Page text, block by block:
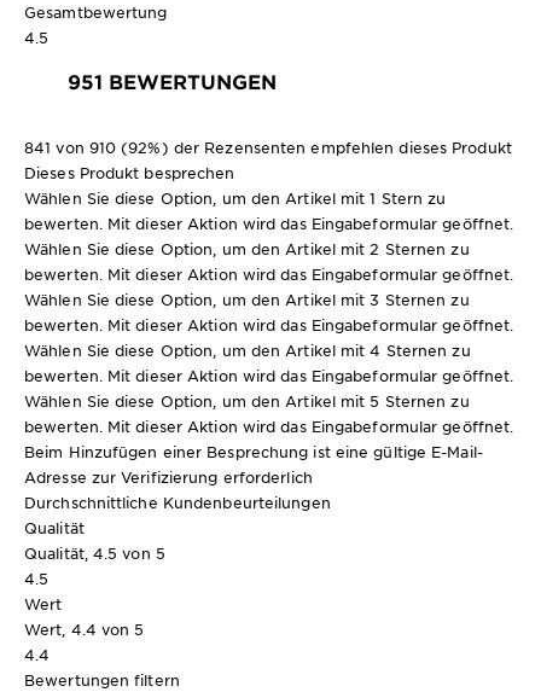
Gesamtbewertung
4.5
951 BEWERTUNGEN
841 von 910 (92%) der Rezensenten empfehlen dieses Produkt
Dieses Produkt besprechen
Wählen Sie diese Option, um den Artikel mit 1 Stern zu
bewerten. Mit dieser Aktion wird das Eingabeformular geöffnet.
Wählen Sie diese Option, um den Artikel mit 2 Sternen zu
bewerten. Mit dieser Aktion wird das Eingabeformular geöffnet.
Wählen Sie diese Option, um den Artikel mit 3 Sternen zu
bewerten. Mit dieser Aktion wird das Eingabeformular geöffnet.
Wählen Sie diese Option, um den Artikel mit 4 Sternen zu
bewerten. Mit dieser Aktion wird das Eingabeformular geöffnet.
Wählen Sie diese Option, um den Artikel mit 5 Sternen zu
bewerten. Mit dieser Aktion wird das Eingabeformular geöffnet.
Beim Hinzufügen einer Besprechung ist eine gültige E-Mail-
Adresse zur Verifizierung erforderlich
Durchschnittliche Kundenbeurteilungen
Qualität
Qualität, 4.5 von 5
4.5
Wert
Wert, 4.4 von 5
4.4
Bewertungen filtern